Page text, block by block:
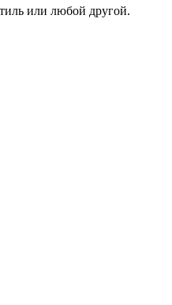
или любой другой.